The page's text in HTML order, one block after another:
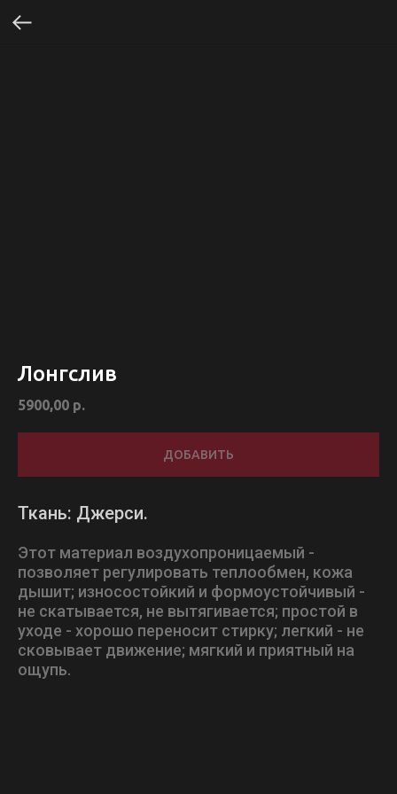
Лонгслив
5900,00 р.
ДОБАВИТЬ
Ткань: Джерси.
Этот материал воздухопроницаемый -
позволяет регулировать теплообмен, кожа
дышит; износостойкий и формоустойчивый -
не скатывается, не вытягивается; простой в
уходе - хорошо переносит стирку; легкий - не
сковывает движение; мягкий и приятный на
ощупь.